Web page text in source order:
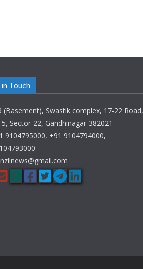
Touch
(Basement), Swastik complex, 17-22 Road,
5, Sector-22, Gandhinagar-382021
9104795000, +91 9104794000,